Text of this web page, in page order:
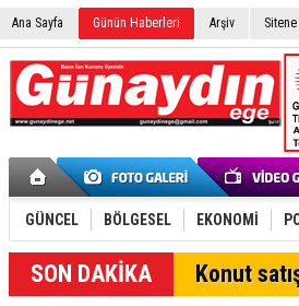
Ana Sayfa Günün Haberleri Arşiv
GÜNCEL BÖLGESEL EKONOMİ
SON DAKİKA Konut